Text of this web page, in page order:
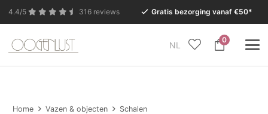
4.4/5 316 reviews Gratis bezorging vanaf €50*
NL
0
In verband met de zomervakantie is onze Conceptstore
Home Vazen & objecten Schalen